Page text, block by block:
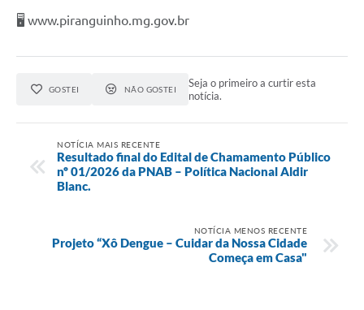
🖥️ www.piranguinho.mg.gov.br
GOSTEI NÃO GOSTEI
Seja o primeiro a curtir esta
notícia.
NOTÍCIA MAIS RECENTE
Resultado final do Edital de Chamamento Público
nº 01/2026 da PNAB – Política Nacional Aldir
Blanc.
NOTÍCIA MENOS RECENTE
Projeto “Xô Dengue – Cuidar da Nossa Cidade
Começa em Casa"